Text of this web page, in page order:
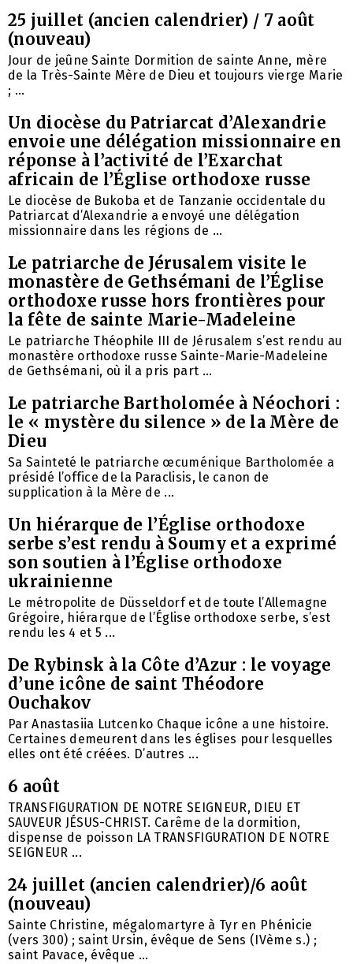
25 juillet (ancien calendrier) / 7 août
(nouveau)
Jour de jeûne Sainte Dormition de sainte Anne, mère
de la Très-Sainte Mère de Dieu et toujours vierge Marie
; ...
Un diocèse du Patriarcat d’Alexandrie
envoie une délégation missionnaire en
réponse à l’activité de l’Exarchat
africain de l’Église orthodoxe russe
Le diocèse de Bukoba et de Tanzanie occidentale du
Patriarcat d’Alexandrie a envoyé une délégation
missionnaire dans les régions de ...
Le patriarche de Jérusalem visite le
monastère de Gethsémani de l’Église
orthodoxe russe hors frontières pour
la fête de sainte Marie-Madeleine
Le patriarche Théophile III de Jérusalem s’est rendu au
monastère orthodoxe russe Sainte-Marie-Madeleine
de Gethsémani, où il a pris part ...
Le patriarche Bartholomée à Néochori :
le « mystère du silence » de la Mère de
Dieu
Sa Sainteté le patriarche œcuménique Bartholomée a
présidé l’office de la Paraclisis, le canon de
supplication à la Mère de ...
Un hiérarque de l’Église orthodoxe
serbe s’est rendu à Soumy et a exprimé
son soutien à l’Église orthodoxe
ukrainienne
Le métropolite de Düsseldorf et de toute l’Allemagne
Grégoire, hiérarque de l’Église orthodoxe serbe, s’est
rendu les 4 et 5 ...
De Rybinsk à la Côte d’Azur : le voyage
d’une icône de saint Théodore
Ouchakov
Par Anastasiia Lutcenko Chaque icône a une histoire.
Certaines demeurent dans les églises pour lesquelles
elles ont été créées. D’autres ...
6 août
TRANSFIGURATION DE NOTRE SEIGNEUR, DIEU ET
SAUVEUR JÉSUS-CHRIST. Carême de la dormition,
dispense de poisson LA TRANSFIGURATION DE NOTRE
SEIGNEUR ...
24 juillet (ancien calendrier)/6 août
(nouveau)
Sainte Christine, mégalomartyre à Tyr en Phénicie
(vers 300) ; saint Ursin, évêque de Sens (IVème s.) ;
saint Pavace, évêque ...